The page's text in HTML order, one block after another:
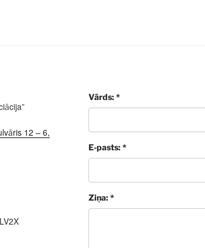
12 – 6,
Vārds: *
E-pasts: *
Ziņa: *